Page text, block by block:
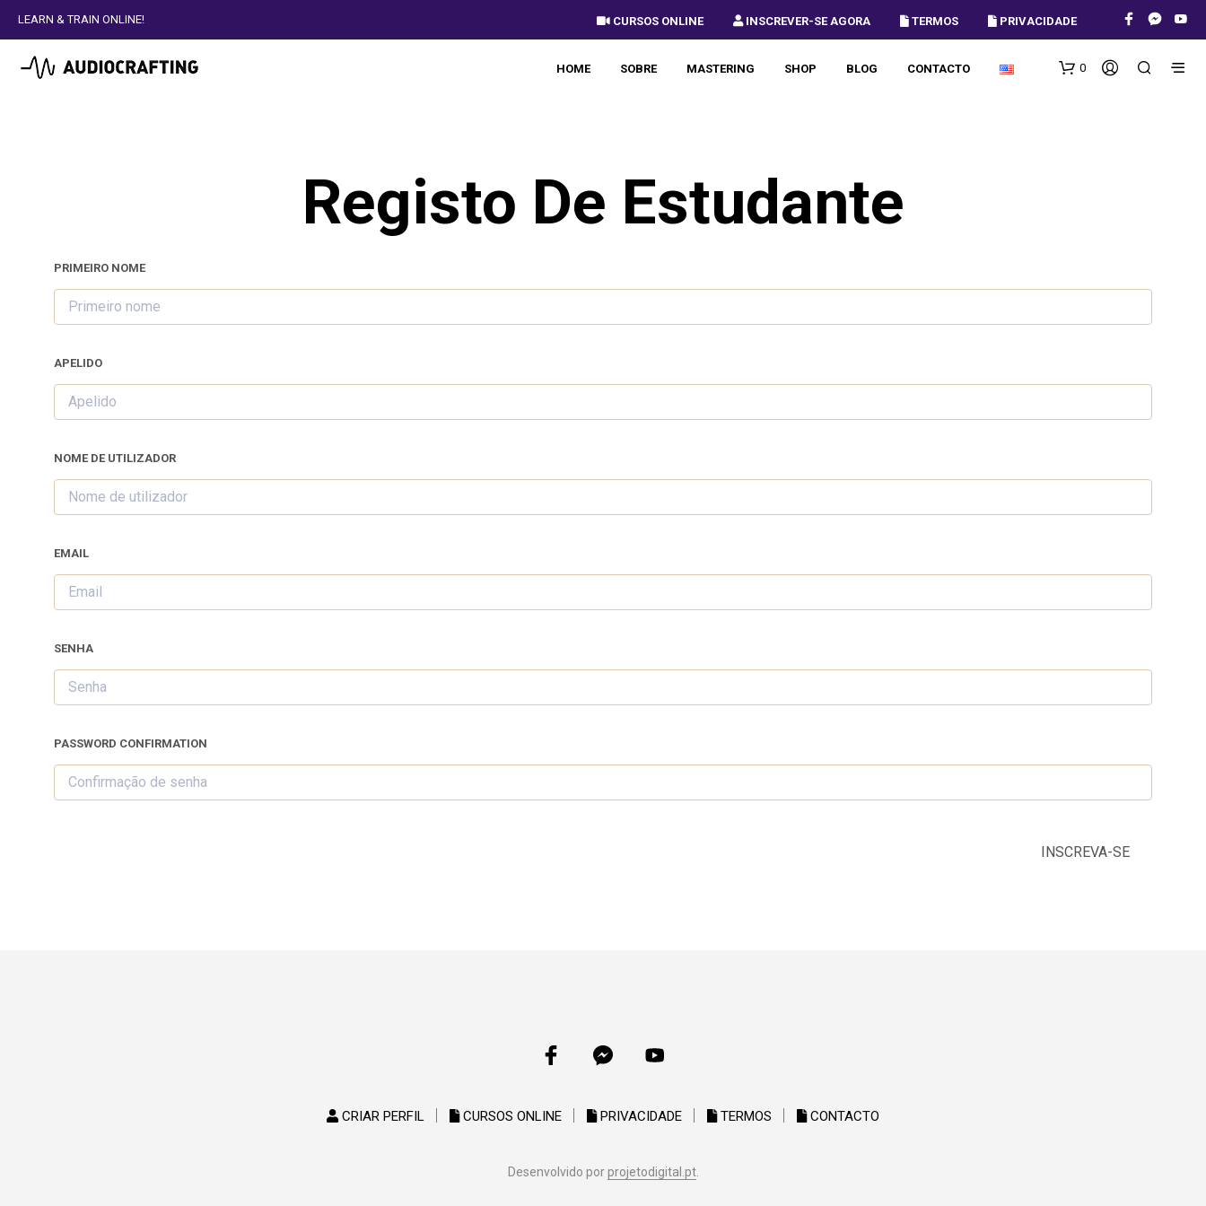
LEARN & TRAIN ONLINE! CURSOS ONLINE INSCREVER-SE AGORA TERMOS PRIVACIDADE
HOME SOBRE MASTERING SHOP BLOG CONTACTO 0
Registo De Estudante
PRIMEIRO NOME
APELIDO
NOME DE UTILIZADOR
EMAIL
SENHA
PASSWORD CONFIRMATION
INSCREVA-SE
CRIAR PERFIL CURSOS ONLINE PRIVACIDADE TERMOS CONTACTO
Desenvolvido porprojetodigital.pt.